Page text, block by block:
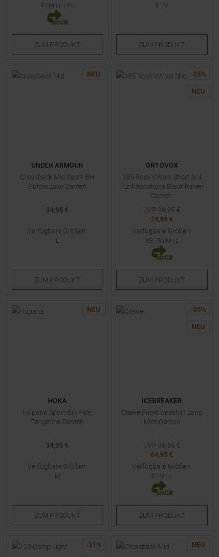
S | M | L | XL
ZUM PRODUKT
S | M
ZUM PRODUKT
NEU
UNDER ARMOUR
Crossback Mid Sport-BH
Purple Luxe Damen
34,95 €
Verfügbare Größen:
L
ZUM PRODUKT
-25%
NEU
ORTOVOX
185 Rock'n'Wool Short 3/4
Funktionshose Black Raven
Damen
UVP 99,95 €
74,95 €
Verfügbare Größen:
XS | S | M | L
ZUM PRODUKT
NEU
HOKA
Hupana Sport-BH Pale
Tangerine Damen
34,95 €
Verfügbare Größen:
M
ZUM PRODUKT
-35%
NEU
ICEBREAKER
Crewe Funktionsshirt Lang
Mint Damen
UVP 99,95 €
64,95 €
Verfügbare Größen:
S | M | L
ZUM PRODUKT
-31 % NEU